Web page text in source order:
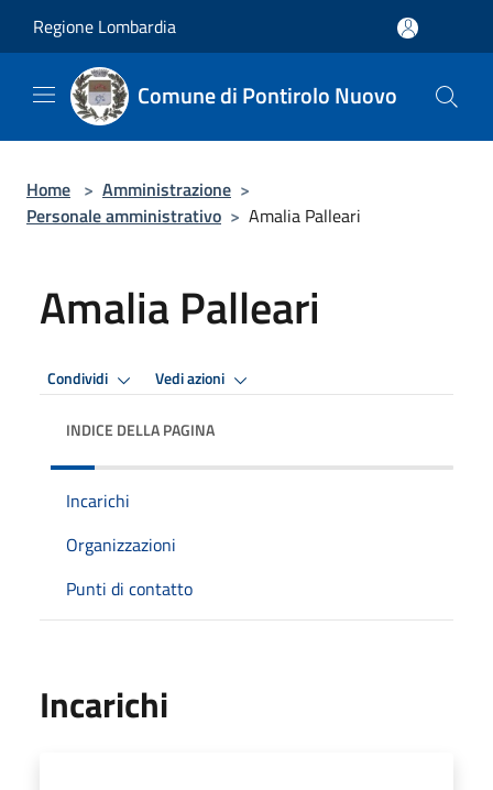
Regione Lombardia
Comune di Pontirolo Nuovo
Home > Amministrazione >
Personale amministrativo > Amalia Palleari
Amalia Palleari
Condividi Vedi azioni
INDICE DELLA PAGINA
Incarichi
Organizzazioni
Punti di contatto
Incarichi